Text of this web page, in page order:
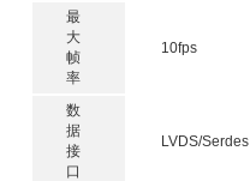
最
大
帧
率
10fps
数
据
接
口
LVDS/Serdes